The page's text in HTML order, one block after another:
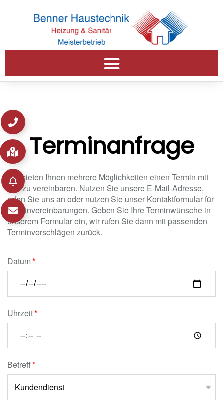
Terminanfrage
Wir bieten Ihnen mehrere Möglichkeiten einen Termin mit
uns zu vereinbaren. Nutzen Sie unsere E-Mail-Adresse,
rufen Sie uns an oder nutzen Sie unser Kontaktformular für
Terminvereinbarungen. Geben Sie Ihre Terminwünsche in
unserem Formular ein, wir rufen Sie dann mit passenden
Terminvorschlägen zurück.
Datum
Uhrzeit
Betreff